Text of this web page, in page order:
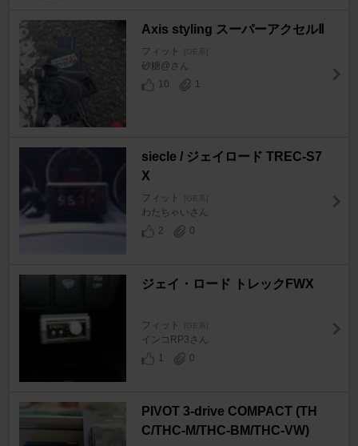
Axis styling スーパーアクセルⅡ
フィット [GE系]
砂糖@さん
10
1
siecle / ジェイロード TREC-S7
X
フィット [GE系]
わたちゃいさん
2
0
ジェイ・ロード トレックFWX
フィット [GE系]
インコRP3さん
1
0
PIVOT 3-drive COMPACT (TH
C/THC-M/THC-BM/THC-VW)